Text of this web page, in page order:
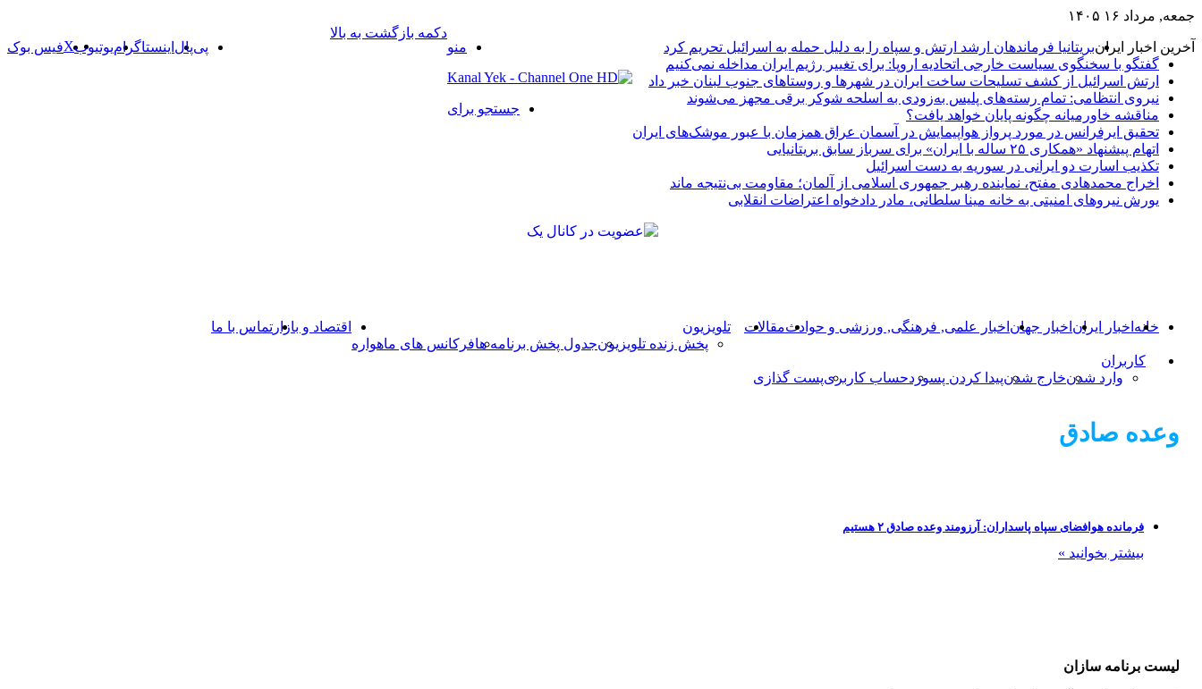
جمعه, مرداد ۱۶ ۱۴۰۵
آخرین اخبار ایرانبریتانیا فرماندهان ارشد ارتش و سپاه را به دلیل حمله به اسرائیل تحریم کرد
گفتگو با سخنگوی سیاست خارجی اتحادیه اروپا: برای تغییر رژیم ایران مداخله نمی‌کنیم
ارتش اسرائیل از کشف تسلیحات ساخت ایران در شهرها و روستاهای جنوب لبنان خبر داد
نیروی انتظامی: تمام رسته‌های پلیس به‌زودی به اسلحه شوکر برقی مجهز می‌شوند
مناقشه خاورمیانه چگونه پایان خواهد یافت؟
تحقیق ایرفرانس در مورد پرواز هواپیمایش در آسمان عراق همزمان با عبور موشک‌های ایران
اتهام پیشنهاد «همکاری ۲۵ ساله با ایران» برای سرباز سابق بریتانیایی
تکذیب اسارت دو ایرانی در سوریه به دست اسرائیل
اخراج محمدهادی مفتح، نماینده رهبر جمهوری اسلامی از آلمان؛ مقاومت بی‌نتیجه ماند
یورش نیروهای امنیتی به خانه مینا سلطانی، مادر دادخواه اعتراضات انقلابی
فیس بوکXیوتیوباینستاگرام پی‌پال منو
جستجو برای
خانه اخبار ایران اخبار جهان اخبار علمی, فرهنگی, ورزشی و حوادثمقالات
تلویزیون
پخش زنده تلویزیونجدول پخش برنامه هافرکانس های ماهواره
اقتصاد و بازار تماس با ما
کاربران
وارد شدنخارج شدنپیدا کردن پسوردحساب کاربریپست گذازی
وعده صادق
فرمانده هوافضای سپاه پاسداران: آرزومند وعده صادق ۲ هستیم
بیشتر بخوانید »
لیست برنامه سازان
دکمه بازگشت به بالا